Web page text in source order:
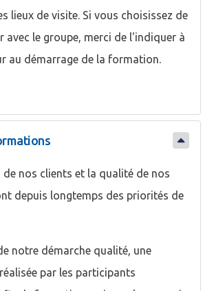
lieux de visite. Si vous choisissez de
avec le groupe, merci de l'indiquer à
au démarrage de la formation.
nos clients et la qualité de nos
depuis longtemps des priorités de
notre démarche qualité, une
par les participants